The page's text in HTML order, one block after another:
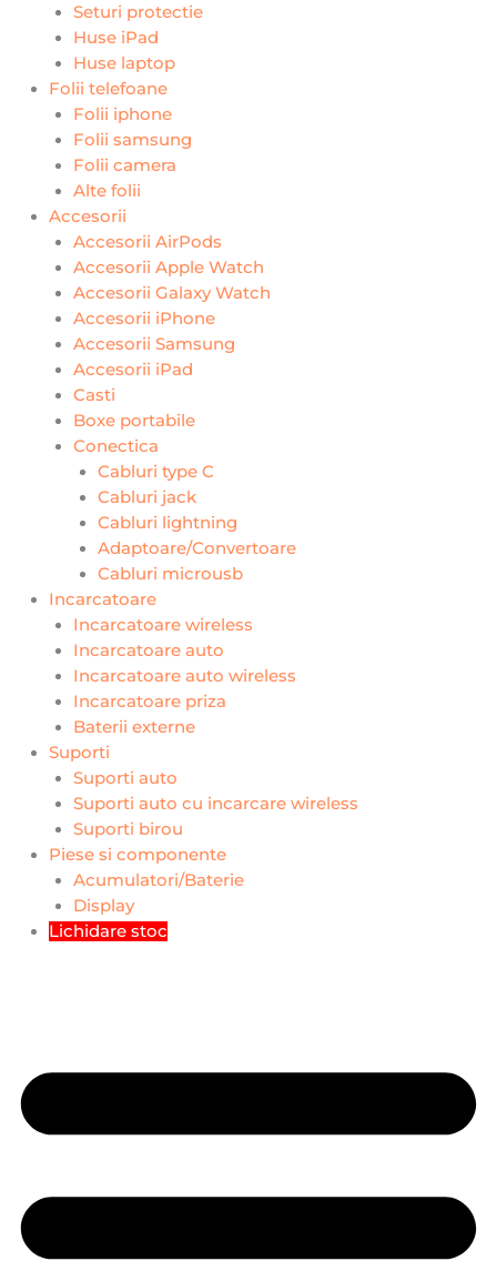
Seturi protectie
Huse iPad
Huse laptop
Folii telefoane
Folii iphone
Folii samsung
Folii camera
Alte folii
Accesorii
Accesorii AirPods
Accesorii Apple Watch
Accesorii Galaxy Watch
Accesorii iPhone
Accesorii Samsung
Accesorii iPad
Casti
Boxe portabile
Conectica
Cabluri type C
Cabluri jack
Cabluri lightning
Adaptoare/Convertoare
Cabluri microusb
Incarcatoare
Incarcatoare wireless
Incarcatoare auto
Incarcatoare auto wireless
Incarcatoare priza
Baterii externe
Suporti
Suporti auto
Suporti auto cu incarcare wireless
Suporti birou
Piese si componente
Acumulatori/Baterie
Display
Lichidare stoc